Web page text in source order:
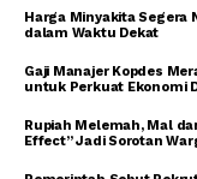
Harga Minyakita Segera
dalam Waktu Dekat
Gaji Manajer Kopdes
untuk Perkuat Ekonomi
Rupiah Melemah, Mal
Effect” Jadi Sorotan